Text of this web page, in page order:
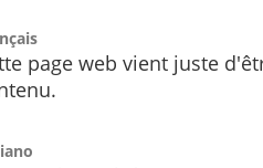
page web vient juste